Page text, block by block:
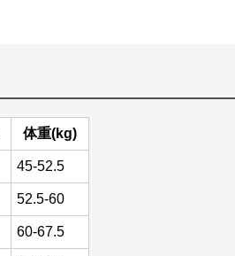
体重(kg)
45-52.5
52.5-60
60-67.5